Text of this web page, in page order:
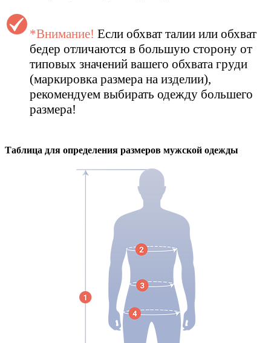
*Внимание! Если обхват талии или обхват
бедер отличаются в большую сторону от
типовых значений вашего обхвата груди
(маркировка размера на изделии),
рекомендуем выбирать одежду большего
размера!
Таблица для определения размеров мужской одежды